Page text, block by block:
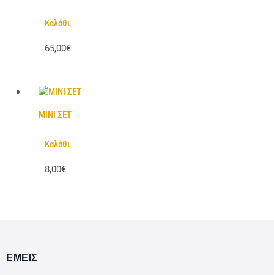
Καλάθι
65,00€
ΜΙΝΙ ΣΕΤ
Καλάθι
8,00€
ΕΜΕΙΣ